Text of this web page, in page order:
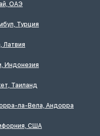
ОАЭ
Турция
Латвия
Индонезия
Таиланд
ла-Вела, Андорра
США